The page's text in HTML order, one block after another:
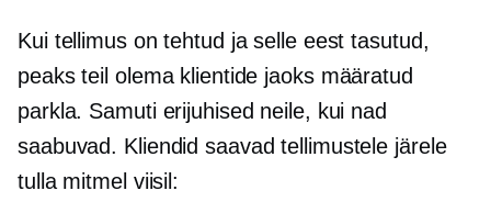
Kui tellimus on tehtud ja selle eest tasutud,
peaks teil olema klientide jaoks määratud
parkla. Samuti erijuhised neile, kui nad
saabuvad. Kliendid saavad tellimustele järele
tulla mitmel viisil: